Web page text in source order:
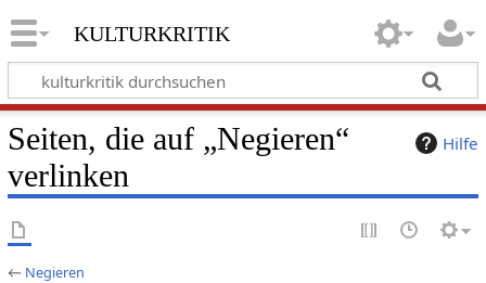
kulturkritik
Hilfe
Seiten, die auf „Negieren“
verlinken
← Negieren